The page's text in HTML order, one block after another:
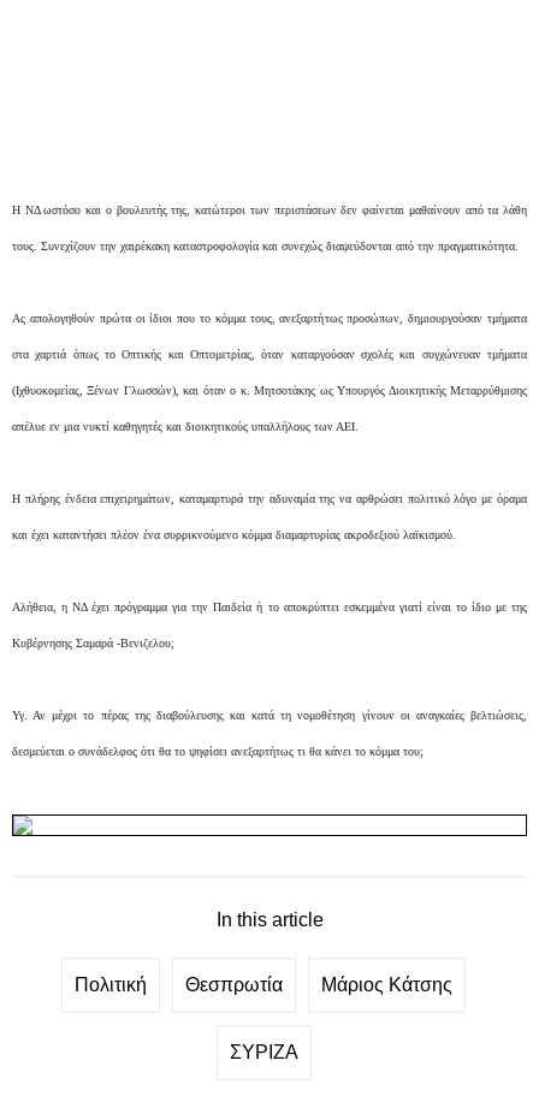
Η ΝΔ ωστόσο και ο βουλευτής της, κατώτεροι των περιστάσεων δεν φαίνεται μαθαίνουν από τα λάθη
τους. Συνεχίζουν την χαιρέκακη καταστροφολογία και συνεχώς διαψεύδονται από την πραγματικότητα.
Ας απολογηθούν πρώτα οι ίδιοι που το κόμμα τους, ανεξαρτήτως προσώπων, δημιουργούσαν τμήματα
στα χαρτιά όπως το Οπτικής και Οπτομετρίας, όταν καταργούσαν σχολές και συγχώνευαν τμήματα
(Ιχθυοκομείας, Ξένων Γλωσσών), και όταν ο κ. Μητσοτάκης ως Υπουργός Διοικητικής Μεταρρύθμισης
απέλυε εν μια νυκτί καθηγητές και διοικητικούς υπαλλήλους των ΑΕΙ.
Η πλήρης ένδεια επιχειρημάτων, καταμαρτυρά την αδυναμία της να αρθρώσει πολιτικό λόγο με όραμα
και έχει καταντήσει πλέον ένα συρρικνούμενο κόμμα διαμαρτυρίας ακροδεξιού λαϊκισμού.
Αλήθεια, η ΝΔ έχει πρόγραμμα για την Παιδεία ή το αποκρύπτει εσκεμμένα γιατί είναι το ίδιο με της
Κυβέρνησης Σαμαρά -Βενιζελου;
Υγ. Αν μέχρι το πέρας της διαβούλευσης και κατά τη νομοθέτηση γίνουν οι αναγκαίες βελτιώσεις,
δεσμεύεται ο συνάδελφος ότι θα το ψηφίσει ανεξαρτήτως τι θα κάνει το κόμμα του;
In this article
Πολιτική Θεσπρωτία Μάριος Κάτσης
ΣΥΡΙΖΑ